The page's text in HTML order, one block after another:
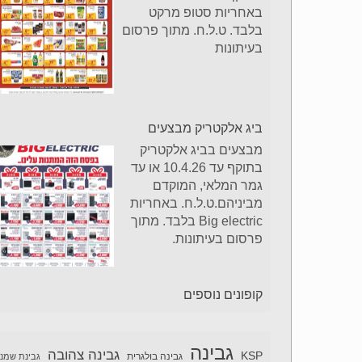
באחריות סטופ מרקט
בלבד. ט.ל.ח. מתוך פרסום
בעיתונות
ביג אלקטריק מבצעים
מבצעים בביג אלקטריק
בתוקף עד 10.4.26 או עד
גמר המלאי, המוקדם
מביניהם.ט.ל.ח. באחריות
Big electric בלבד. מתוך
פרסום בעיתונות.
קופונים נוספים
KSP גבינה גבינה בולגרית גבינה צהובה גבינת